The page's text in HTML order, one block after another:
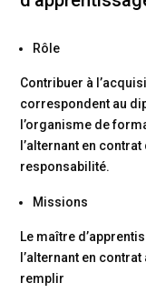
Rôle
Contribuer à
correspondent au
l’organisme de
l’alternant en
responsabilité.
Missions
Le maître
l’alternant en
remplir